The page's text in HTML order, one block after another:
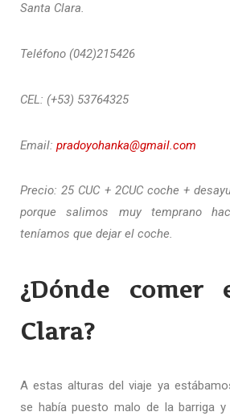
Santa Clara.
Teléfono (042)215426
CEL: (+53) 53764325
Email: pradoyohanka@gmail.com
Precio: 25 CUC + 2CUC coche +
porque salimos muy temprano
teníamos que dejar el coche.
¿Dónde comer
Clara?
A estas alturas del viaje ya
se había puesto malo de la barriga